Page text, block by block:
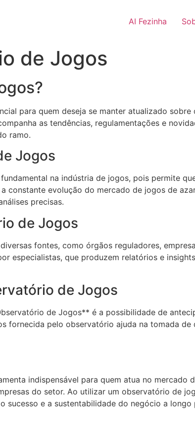
AI Fezinha
de Jogos
para quem deseja se manter atualizado
as tendências, regulamentações e
ramo.
Jogos
na indústria de jogos, pois permite
constante evolução do mercado de jogos de
precisas.
de Jogos
fontes, como órgãos reguladores,
especialistas, que produzem relatórios e
de Jogos
de Jogos** é a possibilidade de
fornecida pelo observatório ajuda na tomada
indispensável para quem atua no mercado
do setor. Ao utilizar um observatório de
sucesso e a sustentabilidade do negócio a longo